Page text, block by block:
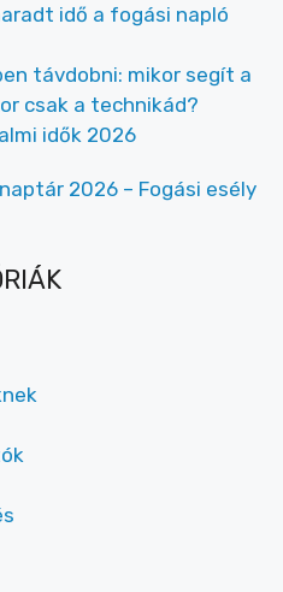
idő a fogási napló
távdobni: mikor segít a
csak a technikád?
idők 2026
2026 – Fogási esély